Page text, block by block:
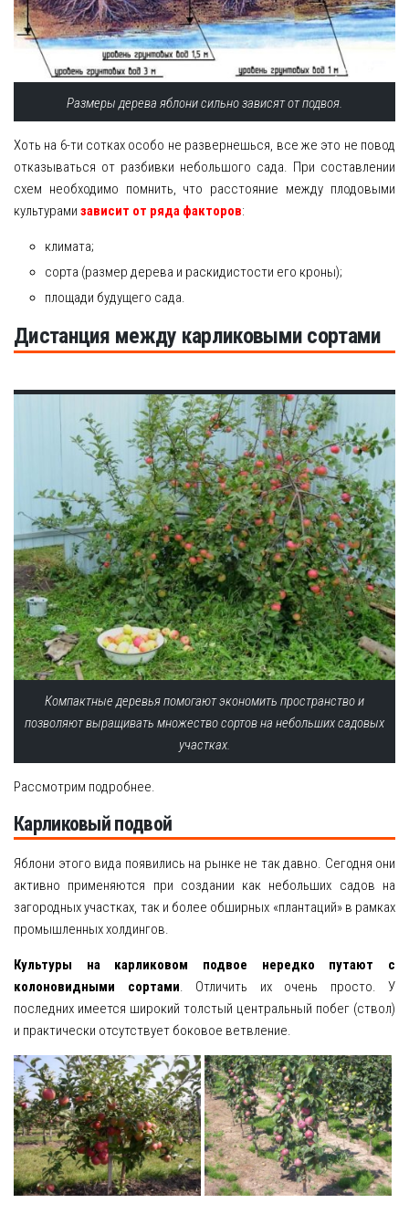
Размеры дерева яблони сильно зависят от подвоя.
Хоть на 6-ти сотках особо не развернешься, все же это не повод
отказываться от разбивки небольшого сада. При составлении
схем необходимо помнить, что расстояние между плодовыми
культурами зависит от ряда факторов:
климата;
сорта (размер дерева и раскидистости его кроны);
площади будущего сада.
Дистанция между карликовыми сортами
Компактные деревья помогают экономить пространство и
позволяют выращивать множество сортов на небольших садовых
участках.
Рассмотрим подробнее.
Карликовый подвой
Яблони этого вида появились на рынке не так давно. Сегодня они
активно применяются при создании как небольших садов на
загородных участках, так и более обширных «плантаций» в рамках
промышленных холдингов.
Культуры на карликовом подвое нередко путают с
колоновидными сортами. Отличить их очень просто. У
последних имеется широкий толстый центральный побег (ствол)
и практически отсутствует боковое ветвление.